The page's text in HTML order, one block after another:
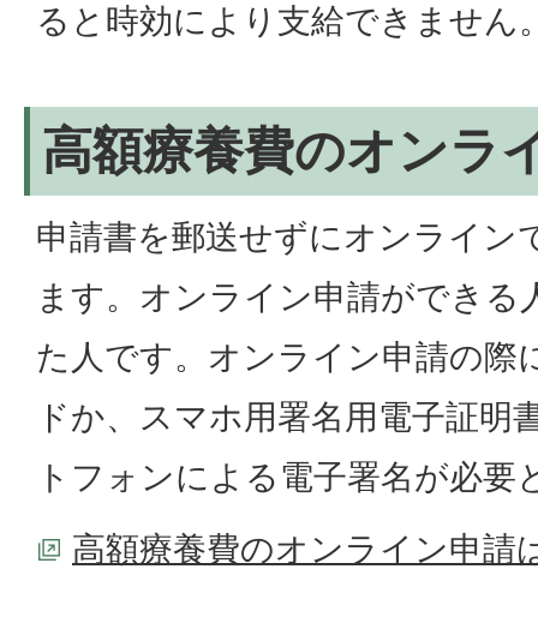
ると時効により支給できません
高額療養費のオンラ
申請書を郵送せずにオンライン
ます。オンライン申請ができる
た人です。オンライン申請の際
ドか、スマホ用署名用電子証明
トフォンによる電子署名が必要
高額療養費のオンライン申請